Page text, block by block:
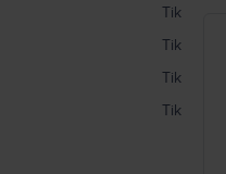
Tik
Tik
Tik
Tik